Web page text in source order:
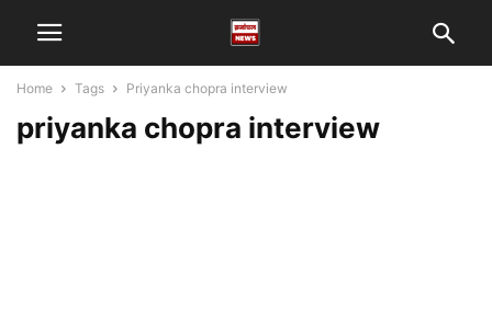
Home Tags Priyanka chopra interview
priyanka chopra interview